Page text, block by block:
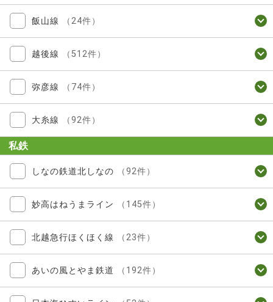
飯山線 （24件）
越後線 （512件）
弥彦線 （74件）
大糸線 （92件）
私鉄
しなの鉄道北しなの （92件）
妙高はねうまライン （145件）
北越急行ほくほく線 （23件）
あいの風とやま鉄道 （192件）